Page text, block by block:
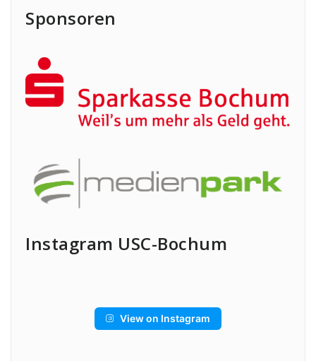
Sponsoren
Instagram USC-Bochum
View on Instagram